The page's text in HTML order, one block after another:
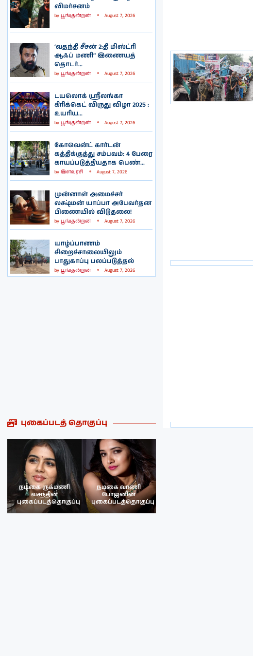
விமர்சனம்
by பூங்குன்றன் August 7, 2026
‘வதந்தி சீசன் 2:தி மிஸ்ட்ரி
ஆஃப் மணி” இணையத்
தொடர்...
by பூங்குன்றன் August 7, 2026
டயலொக் ஸ்ரீலங்கா
கிரிக்கெட் விருது விழா 2025 :
உயரிய...
by பூங்குன்றன் August 7, 2026
கோவென்ட் கார்டன்
கத்திக்குத்து சம்பவம்: 4 பேரை
காயப்படுத்தியதாக பெண்...
by இளவரசி August 7, 2026
முன்னாள் அமைச்சர்
லக்ஷ்மன் யாப்பா அபேவர்தன
பிணையில் விடுதலை!
by பூங்குன்றன் August 7, 2026
யாழ்ப்பாணம்
சிறைச்சாலையிலும்
பாதுகாப்பு பலப்படுத்தல்
by பூங்குன்றன் August 7, 2026
புகைப்படத் தொகுப்பு
நடிகை ருக்மணி
வசந்தின்
புகைப்படத்தொகுப்பு
நடிகை வாணி
போஜனின்
புகைப்படத்தொகுப்பு